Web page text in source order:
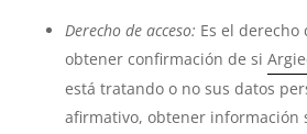
Derecho de acceso: Es el derecho
obtener confirmación de si
está tratando o no sus datos
afirmativo, obtener información